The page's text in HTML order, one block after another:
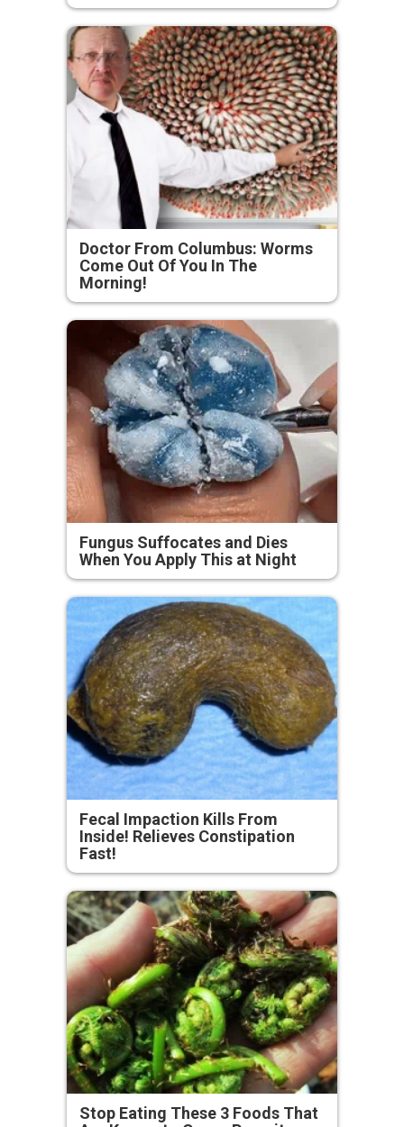
Doctor From Columbus: Worms
Come Out Of You In The
Morning!
Fungus Suffocates and Dies
When You Apply This at Night
Fecal Impaction Kills From
Inside! Relieves Constipation
Fast!
Stop Eating These 3 Foods That